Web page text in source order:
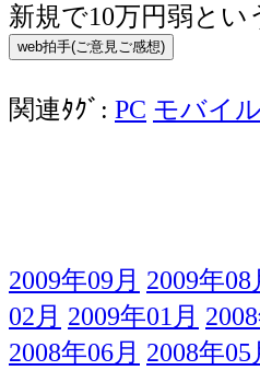
新規で10万円弱と
関連ﾀｸﾞ: PC モバイル
2009年09月 2009年08
02月 2009年01月
2008年06月 2008年05